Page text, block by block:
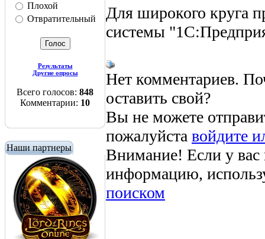
Плохой
Отвратительный
Результаты
Другие опросы
Всего голосов: 848
Комментарии: 10
Наши партнеры
Для широкого круга
системы
Нет комментариев.
оставить свой?
Вы не можете
пожалуйста войдите
Внимание! Если у
информацию,
поиском